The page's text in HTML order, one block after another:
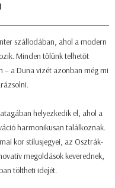
szállodában, ahol a modern
Minden tőlünk telhetőt
– a Duna vizét azonban még mi
helyezkedik el, ahol a
harmonikusan találkoznak.
kor stílusjegyei, az Osztrák-
megoldások keverednek,
töltheti idejét.